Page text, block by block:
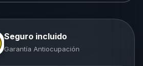
Seguro incluido
Garantía Antiocupación